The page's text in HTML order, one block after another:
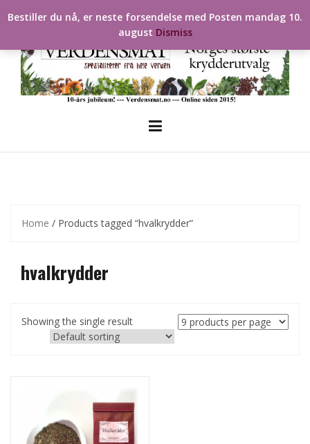
to
Home / Products tagged “hvalkrydder”
hvalkrydder
Showing the single result
Bestiller du nå, er neste forsendelse med Posten mandag 10.
august Dismiss